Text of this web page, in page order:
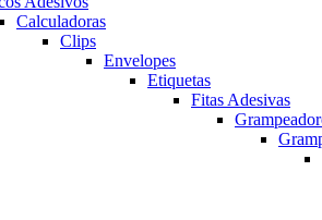
Calculadoras
Clips
Envelopes
Etiquetas
Fitas Adesivas